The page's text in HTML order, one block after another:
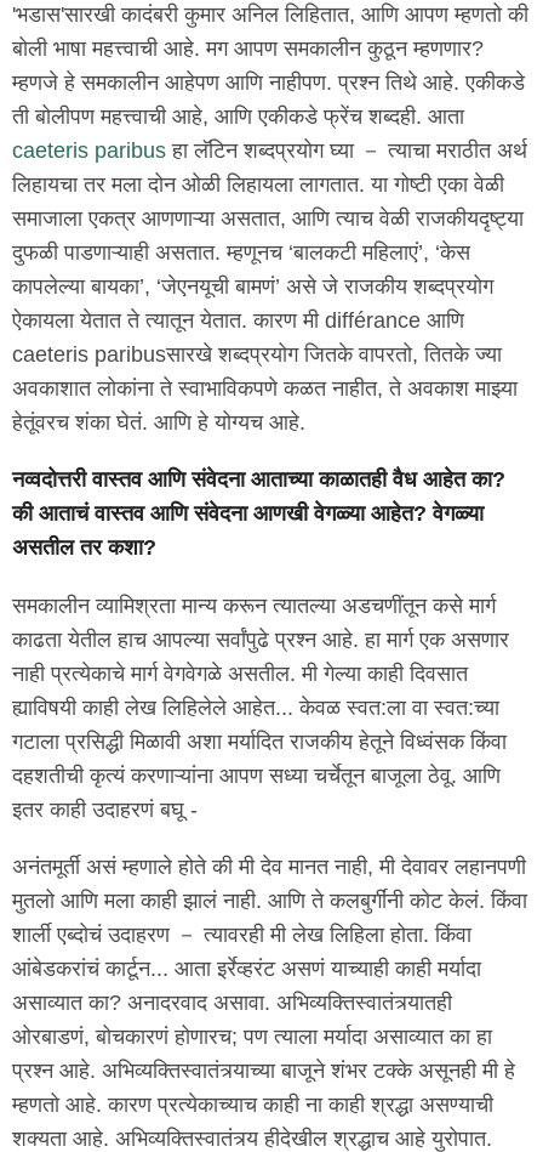
'भडास'सारखी कादंबरी कुमार अनिल लिहितात, आणि आपण म्हणतो की
बोली भाषा महत्त्वाची आहे. मग आपण समकालीन कुठून म्हणणार?
म्हणजे हे समकालीन आहेपण आणि नाहीपण. प्रश्न तिथे आहे. एकीकडे
ती बोलीपण महत्त्वाची आहे, आणि एकीकडे फ्रेंच शब्दही. आता
caeteris paribus हा लॅटिन शब्दप्रयोग घ्या － त्याचा मराठीत अर्थ
लिहायचा तर मला दोन ओळी लिहायला लागतात. या गोष्टी एका वेळी
समाजाला एकत्र आणणाऱ्या असतात, आणि त्याच वेळी राजकीयदृष्ट्या
दुफळी पाडणाऱ्याही असतात. म्हणूनच ‘बालकटी महिलाएं’, ‘केस
कापलेल्या बायका’, ‘जेएनयूची बामणं’ असे जे राजकीय शब्दप्रयोग
ऐकायला येतात ते त्यातून येतात. कारण मी différance आणि
caeteris paribusसारखे शब्दप्रयोग जितके वापरतो, तितके ज्या
अवकाशात लोकांना ते स्वाभाविकपणे कळत नाहीत, ते अवकाश माझ्या
हेतूंवरच शंका घेतं. आणि हे योग्यच आहे.
नव्वदोत्तरी वास्तव आणि संवेदना आताच्या काळातही वैध आहेत का?
की आताचं वास्तव आणि संवेदना आणखी वेगळ्या आहेत? वेगळ्या
असतील तर कशा?
समकालीन व्यामिश्रता मान्य करून त्यातल्या अडचणींतून कसे मार्ग
काढता येतील हाच आपल्या सर्वांपुढे प्रश्न आहे. हा मार्ग एक असणार
नाही प्रत्येकाचे मार्ग वेगवेगळे असतील. मी गेल्या काही दिवसात
ह्याविषयी काही लेख लिहिलेले आहेत... केवळ स्वत:ला वा स्वत:च्या
गटाला प्रसिद्धी मिळावी अशा मर्यादित राजकीय हेतूने विध्वंसक किंवा
दहशतीची कृत्यं करणाऱ्यांना आपण सध्या चर्चेतून बाजूला ठेवू. आणि
इतर काही उदाहरणं बघू -
अनंतमूर्ती असं म्हणाले होते की मी देव मानत नाही, मी देवावर लहानपणी
मुतलो आणि मला काही झालं नाही. आणि ते कलबुर्गींनी कोट केलं. किंवा
शार्ली एब्दोचं उदाहरण － त्यावरही मी लेख लिहिला होता. किंवा
आंबेडकरांचं कार्टून... आता इर्रेव्हरंट असणं याच्याही काही मर्यादा
असाव्यात का? अनादरवाद असावा. अभिव्यक्तिस्वातंत्र्यातही
ओरबाडणं, बोचकारणं होणारच; पण त्याला मर्यादा असाव्यात का हा
प्रश्न आहे. अभिव्यक्तिस्वातंत्र्याच्या बाजूने शंभर टक्के असूनही मी हे
म्हणतो आहे. कारण प्रत्येकाच्याच काही ना काही श्रद्धा असण्याची
शक्यता आहे. अभिव्यक्तिस्वातंत्र्य हीदेखील श्रद्धाच आहे युरोपात.